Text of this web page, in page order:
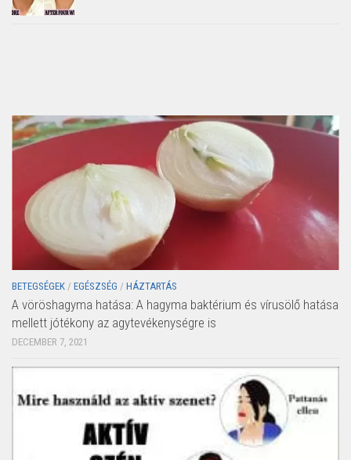
BETEGSÉGEK / EGÉSZSÉG / HÁZTARTÁS
A vöröshagyma hatása: A hagyma baktérium és vírusölő hatása
mellett jótékony az agytevékenységre is
DECEMBER 7, 2021